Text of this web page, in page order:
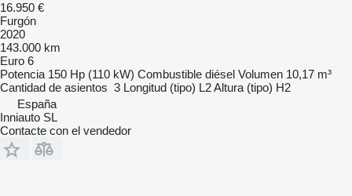
16.950 €
Furgón
2020
143.000 km
Euro 6
Potencia 150 Hp (110 kW) Combustible diésel Volumen 10,17 m³
Cantidad de asientos 3 Longitud (tipo) L2Altura (tipo) H2
España
Inniauto SL
Contacte con el vendedor